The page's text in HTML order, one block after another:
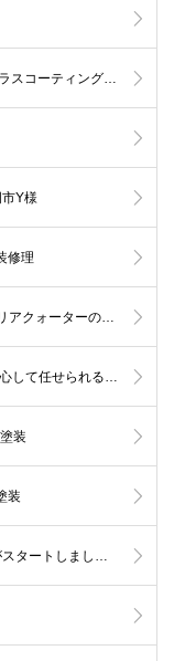
福岡市博多区のお客様より、レクサスISのガラスコーティングをご依頼いただきました
Y様
修理
福岡市西区O様 ゴルフトゥーランのドアとリアクォーターの鈑金塗装修理
装
装